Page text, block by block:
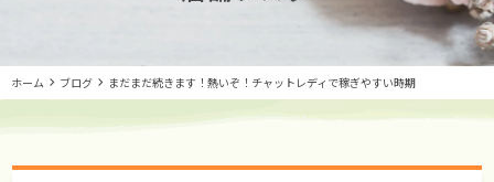
ホーム ブログ まだまだ続きます！熱いぞ！チャットレディで稼ぎやすい時期